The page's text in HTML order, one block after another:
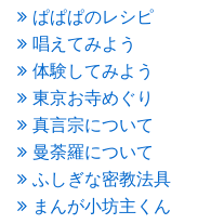
2015年11月 (4)
2015年10月
(4)
2015年9月(3)
2015年8月(4)
2015年7月(4)
2015年6月(3)
2015年5月(1)
2015年4月(1)
2015年3月 (3)
2015年2月(3)
ぱぱぱのレシピ
唱えてみよう
体験してみよう
東京お寺めぐり
真言宗について
曼荼羅について
ふしぎな密教法具
まんが小坊主くん